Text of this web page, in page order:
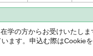
学の方からお受けいたしま
ます。申込む際はCookie